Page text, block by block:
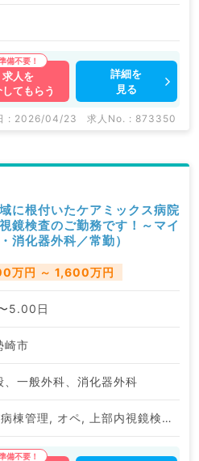
求人を
てもらう
詳細を
見る
: 2026/04/23 求人No. : 873350
に根付いたケアミックス病院
鏡検査のご勤務です！～マイ
消化器外科／常勤）
万円 ～ 1,600万円
5.00日
崎市
、一般外科、消化器外科
一般外来, 病棟管理, オペ, 上部内視鏡検査（ＧＦ）, 下部内視鏡検査（ＣＦ）